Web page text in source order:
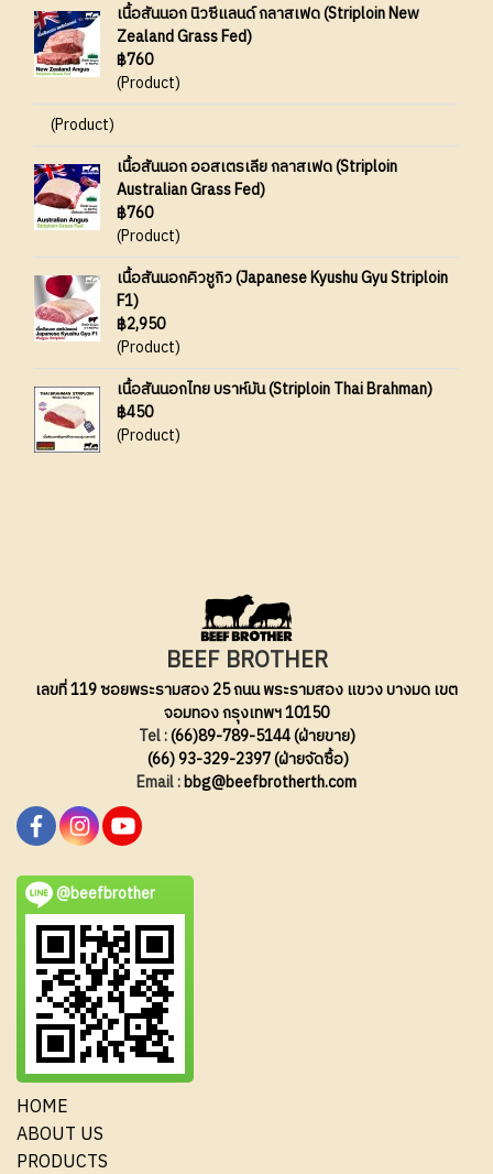
เนื้อสันนอก นิวซีแลนด์ กลาสเฟด (Striploin New
Zealand Grass Fed)
฿760
(Product)
(Product)
เนื้อสันนอก ออสเตรเลีย กลาสเฟด (Striploin
Australian Grass Fed)
฿760
(Product)
เนื้อสันนอกคิวชูกิว (Japanese Kyushu Gyu Striploin
F1)
฿2,950
(Product)
เนื้อสันนอกไทย บราห์มัน (Striploin Thai Brahman)
฿450
(Product)
BEEF BROTHER
เลขที่ 119 ซอยพระรามสอง 25 ถนน พระรามสอง แขวง บางมด เขต
จอมทอง กรุงเทพฯ 10150
Tel :(66)89-789-5144 (ฝ่ายขาย)
(66) 93-329-2397 (ฝ่ายจัดซื้อ)
Email :bbg@beefbrotherth.com
@beefbrother
HOME
ABOUT US
PRODUCTS